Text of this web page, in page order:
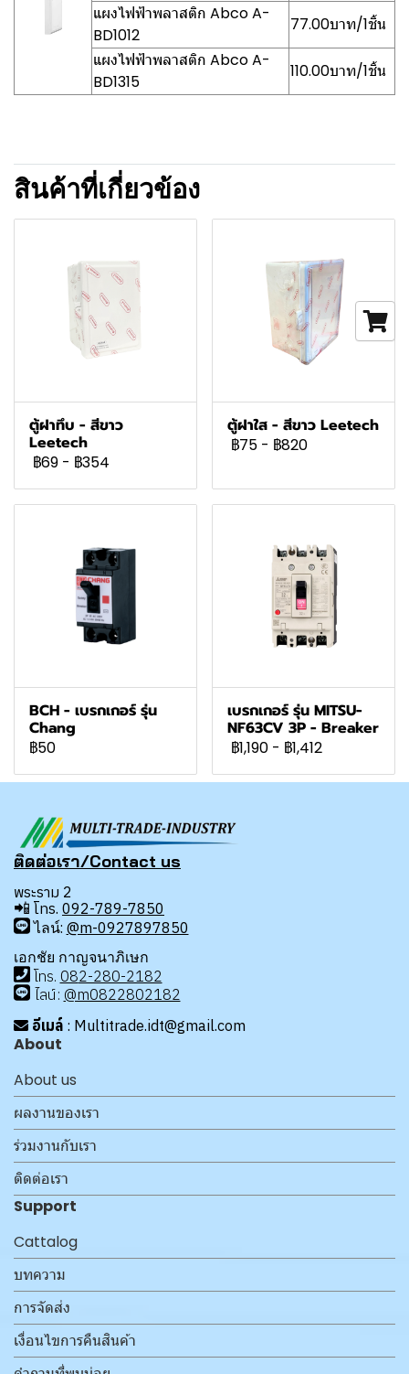
แผงไฟฟ้าพลาสติก Abco A-
BD1012
77.00บาท/1ชิ้น
แผงไฟฟ้าพลาสติก Abco A-
BD1315
110.00บาท/1ชิ้น
สินค้าที่เกี่ยวข้อง
ตู้ฝาทึบ - สีขาว
Leetech
฿69 - ฿354
ตู้ฝาใส - สีขาว Leetech
฿75 - ฿820
BCH - เบรกเกอร์ รุ่น
Chang
฿50
เบรกเกอร์ รุ่น MITSU-
NF63CV 3P - Breaker
฿1,190 - ฿1,412
ติดต่อเรา/Contact us
พระราม 2
📲 โทร. 092-789-7850
ไลน์: @m-0927897850
เอกชัย กาญจนาภิเษก
โทร. 082-280-2182
ไลน์: @m0822802182
อีเมล์ : Multitrade.idt@gmail.com
About
About us
ผลงานของเรา
ร่วมงานกับเรา
ติดต่อเรา
Support
Cattalog
บทความ
การจัดส่ง
เงื่อนไขการคืนสินค้า